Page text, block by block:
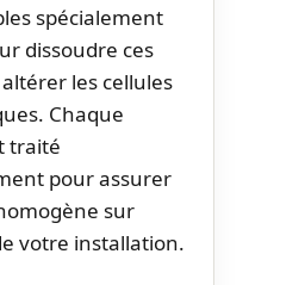
spécialement
dissoudre ces
les cellules
Chaque
traité
pour assurer
sur
votre installation.